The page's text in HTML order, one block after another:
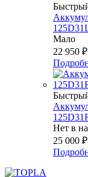
Мало
22 950 ₽
Нет в
25 000 ₽